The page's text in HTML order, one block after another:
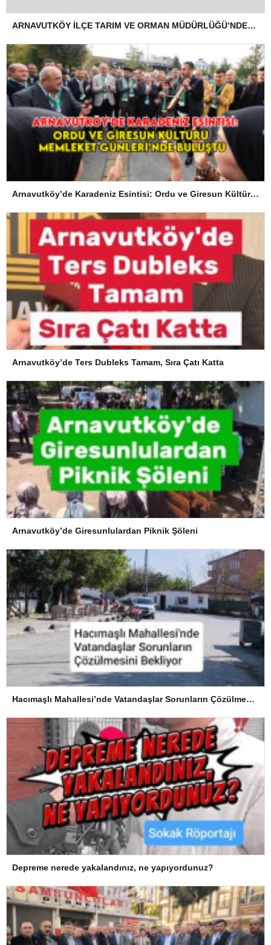
ARNAVUTKÖY İLÇE TARIM VE ORMAN MÜDÜRLÜĞÜ’NDEN İLANEN TEBLİGAT
Arnavutköy’de Karadeniz Esintisi: Ordu ve Giresun Kültürü Memleket Günleri’nde Buluştu
Arnavutköy’de Ters Dubleks Tamam, Sıra Çatı Katta
Arnavutköy’de Giresunlulardan Piknik Şöleni
Hacımaşlı Mahallesi’nde Vatandaşlar Sorunların Çözülmesini Bekliyor
Depreme nerede yakalandınız, ne yapıyordunuz?